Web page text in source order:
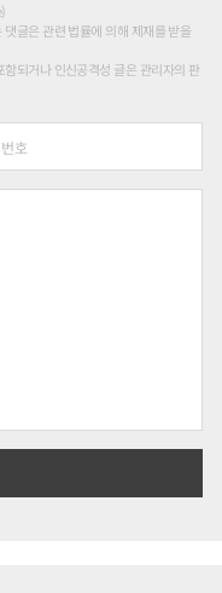
글은 관련 법률에 의해 제재를 받을
되거나 인신공격성 글은 관리자의 판